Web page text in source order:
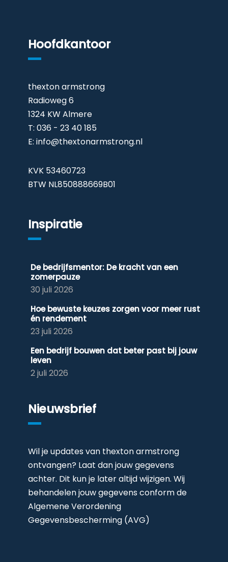
Hoofdkantoor
thexton armstrong
Radioweg 6
1324 KW Almere
T: 036 - 23 40 185
E: info@thextonarmstrong.nl
KVK 53460723
BTW NL850888669B01
Inspiratie
De bedrijfsmentor: De kracht van een
zomerpauze
30 juli 2026
Hoe bewuste keuzes zorgen voor meer rust
én rendement
23 juli 2026
Een bedrijf bouwen dat beter past bij jouw
leven
2 juli 2026
Nieuwsbrief
Wil je updates van thexton armstrong
ontvangen? Laat dan jouw gegevens
achter. Dit kun je later altijd wijzigen. Wij
behandelen jouw gegevens conform de
Algemene Verordening
Gegevensbescherming (AVG)